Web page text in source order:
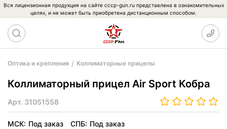
Вся лицензионная продукция на сайте cccp-gun.ru представлена в ознакомительных
целях, и не может быть приобретена дистанционным способом.
Оптика и крепления Коллиматорные прицелы
Коллиматорный прицел Air Sport Кобра
Арт. 31051558
МСК: Под заказ СПБ: Под заказ